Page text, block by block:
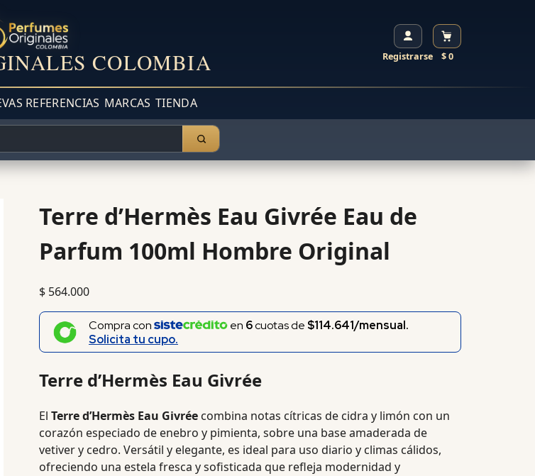
COLOMBIA Registrarse $ 0
REFERENCIAS MARCAS TIENDA
Terre d’Hermès Eau Givrée Eau de
Parfum 100ml Hombre Original
$564.000
Compra con en 6cuotas de $114.641/mensual.
Solicita tu cupo.
Terre d’Hermès Eau Givrée
El Terre d’Hermès Eau Givréecombina notas cítricas de cidra y limón con un
corazón especiado de enebro y pimienta, sobre una base amaderada de
vetiver y cedro. Versátil y elegante, es ideal para uso diario y climas cálidos,
ofreciendo una estela fresca y sofisticada que refleja modernidad y